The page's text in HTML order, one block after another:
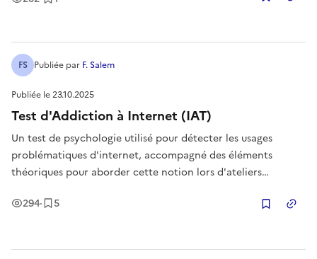
Publiée le23.10.2025
Test d'Addiction à Internet (IAT)
Un test de psychologie utilisé pour détecter les usages
problématiques d'internet, accompagné des éléments
théoriques pour aborder cette notion lors d'ateliers
294Vues
· 5Enregistrement
FS Publiée par F. Salem